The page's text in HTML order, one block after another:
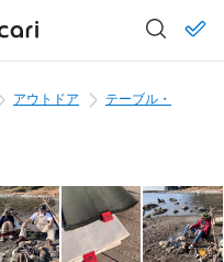
アウトドア
テーブル・